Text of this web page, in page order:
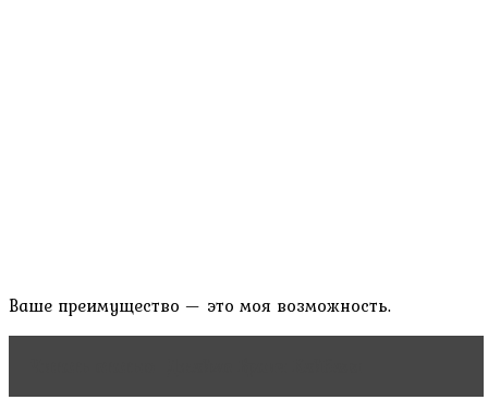
Ваше преимущество — это моя возможность.